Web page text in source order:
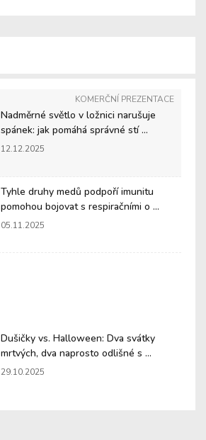
KOMERČNÍ PREZENTACE
Nadměrné světlo v ložnici narušuje
spánek: jak pomáhá správné stí ...
12.12.2025
Tyhle druhy medů podpoří imunitu
pomohou bojovat s respiračními o ...
05.11.2025
Dušičky vs. Halloween: Dva svátky
mrtvých, dva naprosto odlišné s ...
29.10.2025